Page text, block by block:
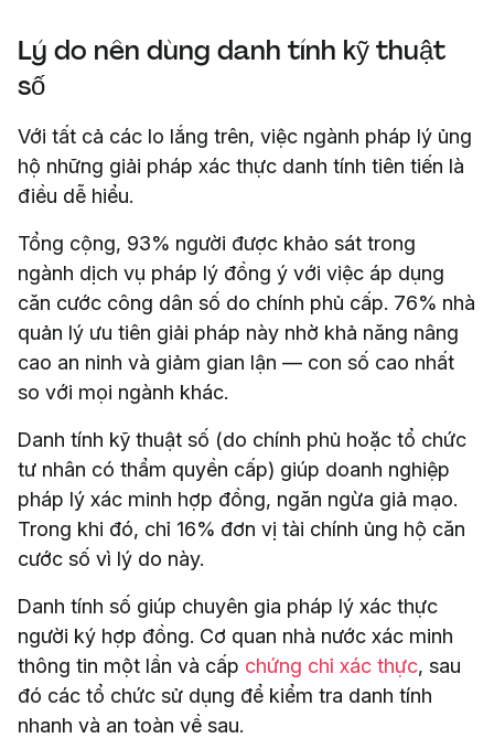
Lý do nên dùng danh tính kỹ thuật
số
Với tất cả các lo lắng trên, việc ngành pháp lý ủng
hộ những giải pháp xác thực danh tính tiên tiến là
điều dễ hiểu.
Tổng cộng, 93% người được khảo sát trong
ngành dịch vụ pháp lý đồng ý với việc áp dụng
căn cước công dân số do chính phủ cấp. 76% nhà
quản lý ưu tiên giải pháp này nhờ khả năng nâng
cao an ninh và giảm gian lận — con số cao nhất
so với mọi ngành khác.
Danh tính kỹ thuật số (do chính phủ hoặc tổ chức
tư nhân có thẩm quyền cấp) giúp doanh nghiệp
pháp lý xác minh hợp đồng, ngăn ngừa giả mạo.
Trong khi đó, chỉ 16% đơn vị tài chính ủng hộ căn
cước số vì lý do này.
Danh tính số giúp chuyên gia pháp lý xác thực
người ký hợp đồng. Cơ quan nhà nước xác minh
thông tin một lần và cấp chứng chỉ xác thực, sau
đó các tổ chức sử dụng để kiểm tra danh tính
nhanh và an toàn về sau.